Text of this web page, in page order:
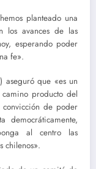
planteado una
los avances de las
esperando poder
fe».
aseguró que «es un
producto del
de poder
democráticamente,
al centro las
chilenos».